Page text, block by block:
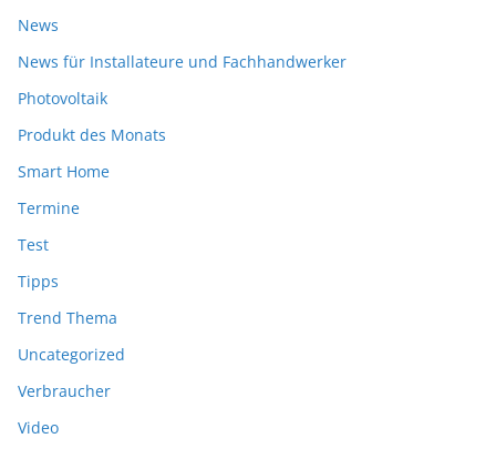
News
News für Installateure und Fachhandwerker
Photovoltaik
Produkt des Monats
Smart Home
Termine
Test
Tipps
Trend Thema
Uncategorized
Verbraucher
Video